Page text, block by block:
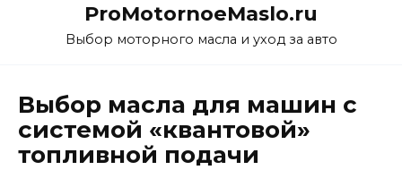
ProMotornoeMaslo.ru
Выбор моторного масла и уход за авто
Выбор масла для машин с
системой «квантовой»
топливной подачи